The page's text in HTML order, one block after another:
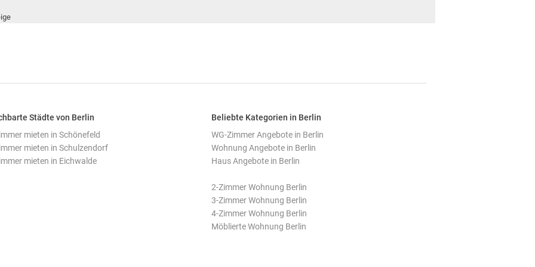
Städte von Berlin
mieten in Schönefeld
mieten in Schulzendorf
mieten in Eichwalde
Beliebte Kategorien in Berlin
WG-Zimmer Angebote in Berlin
Wohnung Angebote in Berlin
Haus Angebote in Berlin
2-Zimmer Wohnung Berlin
3-Zimmer Wohnung Berlin
4-Zimmer Wohnung Berlin
Möblierte Wohnung Berlin